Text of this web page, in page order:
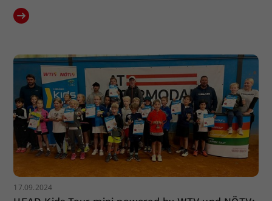
17.09.2024